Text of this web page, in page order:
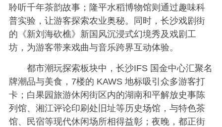
聆听千年茶韵故事；隆平水稻博物馆则通过趣味科
普实验，让游客探索农业奥秘。同时，长沙戏剧街
的《新刘海砍樵》新国风沉浸式幻境秀及戏剧工
坊，为游客带来戏曲与音乐跨界互动体验。
都市潮玩探索板块中，长沙IFS 国金中心汇聚名
牌潮品与美食，7楼的 KAWS 地标吸引众多游客打
卡；白果园旅游休闲街区内的湖南和平解放史事陈
列馆、湘江评论印刷处旧址等历史场馆，与特色茶
馆、民宿等现代休闲场所相得益彰；夜晚，都正街